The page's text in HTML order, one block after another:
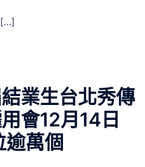
[…]
業生台北秀傳
會12月14日
萬個